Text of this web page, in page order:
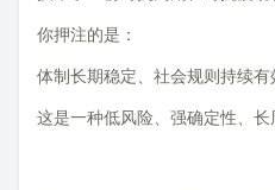
你押注的是：
体制长期稳定、社会规则持续有
这是一种低风险、强确定性、长